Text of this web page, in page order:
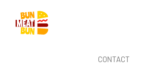
CONTACT